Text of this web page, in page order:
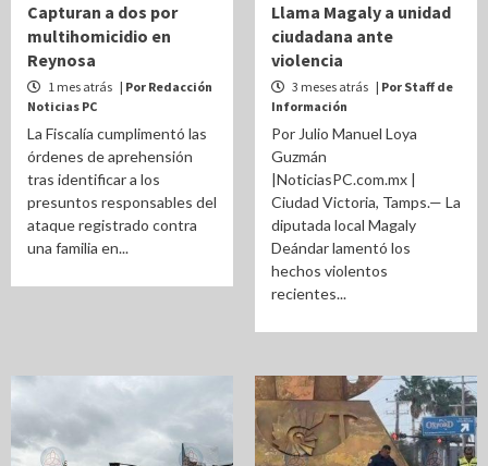
Capturan a dos por
multihomicidio en
Reynosa
1 mes atrás | Por Redacción
Noticias PC
La Fiscalía cumplimentó las
órdenes de aprehensión
tras identificar a los
presuntos responsables del
ataque registrado contra
una familia en...
Llama Magaly a unidad
ciudadana ante
violencia
3 meses atrás | Por Staff de
Información
Por Julio Manuel Loya
Guzmán
|NoticiasPC.com.mx |
Ciudad Victoria, Tamps.— La
diputada local Magaly
Deándar lamentó los
hechos violentos
recientes...